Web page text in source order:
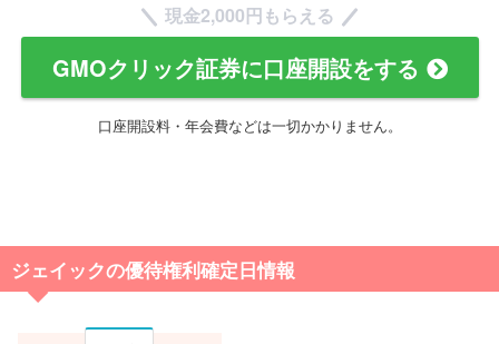
現金2,000円もらえる
GMOクリック証券に口座開設をする
口座開設料・年会費などは一切かかりません。
ジェイックの優待権利確定日情報